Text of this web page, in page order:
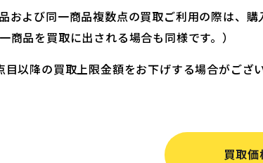
および同一商品複数点の買取ご利用の際は、
商品を買取に出される場合も同様です。）
以降の買取上限金額をお下げする場合がござい
買取